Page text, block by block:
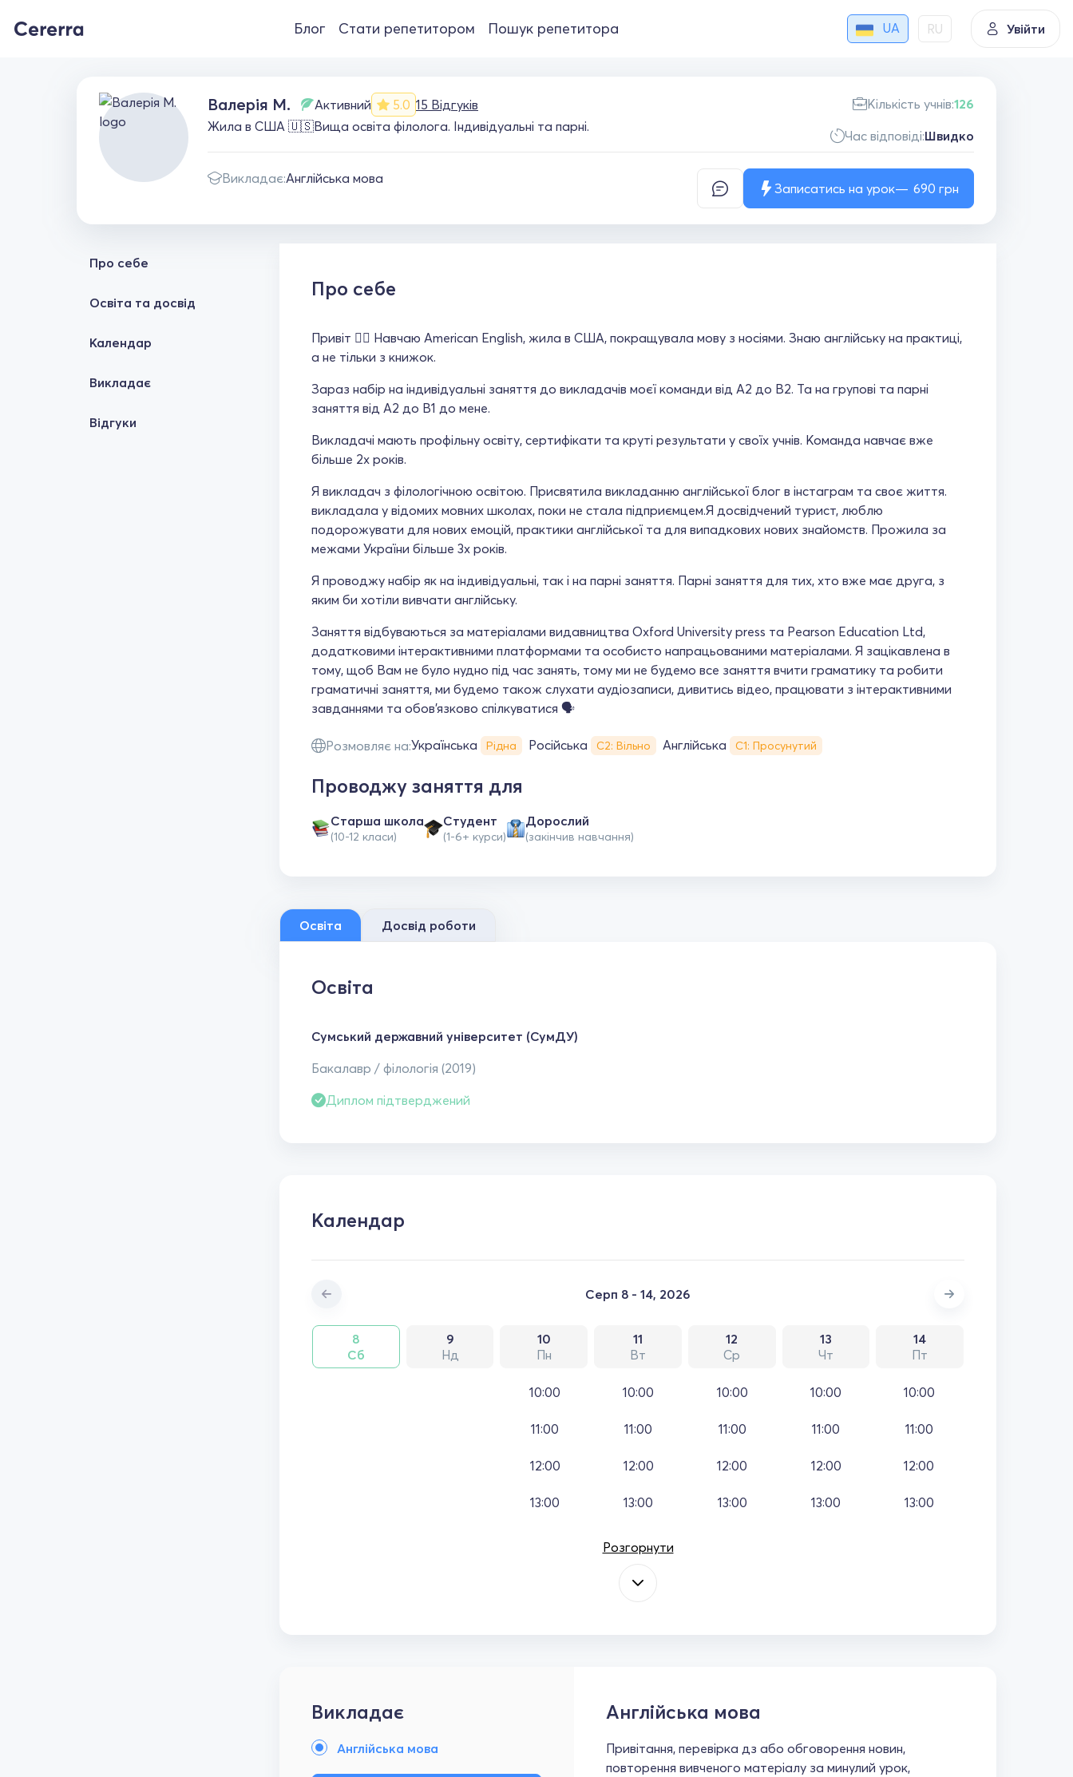
Блог Стати репетитором Пошук репетитора UA RU Увійти
Валерія М. Активний 5.0 15 Відгуків
Жила в США 🇺🇸Вища освіта філолога. Індивідуальні та парні.
Викладає:Англійська мова
Кількість учнів:126
Час відповіді:Швидко
Записатись на урок 690 грн
Про себе
Освіта та досвід
Календар
Викладає
Відгуки
Про себе
Привіт ✋🏼 Навчаю American English, жила в США, покращувала мову з носіями. Знаю англійську на практиці,
а не тільки з книжок.
Зараз набір на індивідуальні заняття до викладачів моєї команди від А2 до В2. Та на групові та парні
заняття від А2 до В1 до мене.
Викладачі мають профільну освіту, сертифікати та круті результати у своїх учнів. Команда навчає вже
більше 2х років.
Я викладач з філологічною освітою. Присвятила викладанню англійської блог в інстаграм та своє життя.
викладала у відомих мовних школах, поки не стала підприємцем.Я досвідчений турист, люблю
подорожувати для нових емоцій, практики англійської та для випадкових нових знайомств. Прожила за
межами України більше 3х років.
Я проводжу набір як на індивідуальні, так і на парні заняття. Парні заняття для тих, хто вже має друга, з
яким би хотіли вивчати англійську.
Заняття відбуваються за матеріалами видавництва Oxford University press та Pearson Education Ltd,
додатковими інтерактивними платформами та особисто напрацьованими матеріалами. Я зацікавлена в
тому, щоб Вам не було нудно під час занять, тому ми не будемо все заняття вчити граматику та робити
граматичні заняття, ми будемо також слухати аудіозаписи, дивитись відео, працювати з інтерактивними
завданнями та обов’язково спілкуватися 🗣️
Розмовляє на:Українська Рідна Російська С2: Вільно Англійська С1: Просунутий
Проводжу заняття для
Старша школа
(10-12 класи)
Студент
(1-6+ курси)
Дорослий
(закінчив навчання)
Освіта Досвід роботи
Освіта
Сумський державний університет (СумДУ)
Бакалавр / філологія (2019)
Диплом підтверджений
Календар
Серп 8 - 14, 2026
8
Сб
9
Нд
10
Пн
11
Вт
12
Ср
13
Чт
14
Пт
10:00
11:00
12:00
13:00
10:00
11:00
12:00
13:00
10:00
11:00
12:00
13:00
10:00
11:00
12:00
13:00
10:00
11:00
12:00
13:00
Розгорнути
Викладає
Англійська мова
Англійська мова
Привітання, перевірка дз або обговорення новин,
повторення вивченого матеріалу за минулий урок,